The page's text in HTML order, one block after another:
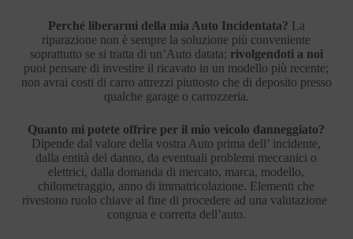
Perché liberarmi della mia Auto Incidentata? La
riparazione non è sempre la soluzione più conveniente
soprattutto se si tratta di un’Auto datata; rivolgendoti a noi
puoi pensare di investire il ricavato in un modello più recente;
non avrai costi di carro attrezzi piuttosto che di deposito presso
qualche garage o carrozzeria.
Quanto mi potete offrire per il mio veicolo danneggiato?
Dipende dal valore della vostra Auto prima dell’ incidente,
dalla entità del danno, da eventuali problemi meccanici o
elettrici, dalla domanda di mercato, marca, modello,
chilometraggio, anno di immatricolazione. Elementi che
rivestono ruolo chiave al fine di procedere ad una valutazione
congrua e corretta dell’auto.